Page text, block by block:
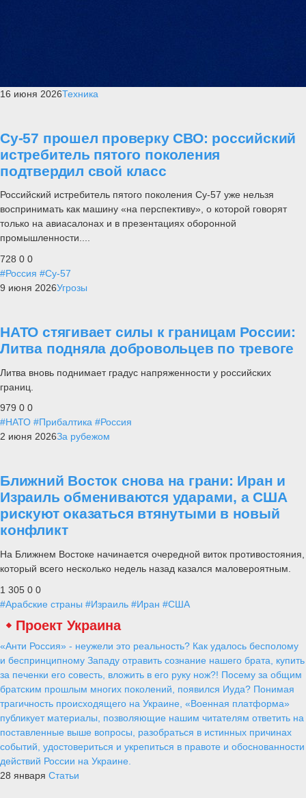
16 июня 2026Техника
Су-57 прошел проверку СВО: российский
истребитель пятого поколения
подтвердил свой класс
Российский истребитель пятого поколения Су-57 уже нельзя
воспринимать как машину «на перспективу», о которой говорят
только на авиасалонах и в презентациях оборонной
промышленности....
728 0 0
#Россия #Су-57
9 июня 2026Угрозы
НАТО стягивает силы к границам России:
Литва подняла добровольцев по тревоге
Литва вновь поднимает градус напряженности у российских
границ.
979 0 0
#НАТО #Прибалтика #Россия
2 июня 2026За рубежом
Ближний Восток снова на грани: Иран и
Израиль обмениваются ударами, а США
рискуют оказаться втянутыми в новый
конфликт
На Ближнем Востоке начинается очередной виток противостояния,
который всего несколько недель назад казался маловероятным.
1 305 0 0
#Арабские страны #Израиль #Иран #США
Проект Украина
«Анти Россия» - неужели это реальность? Как удалось бесполому
и беспринципному Западу отравить сознание нашего брата, купить
за печенки его совесть, вложить в его руку нож?! Посему за общим
братским прошлым многих поколений, появился Иуда? Понимая
трагичность происходящего на Украине, «Военная платформа»
публикует материалы, позволяющие нашим читателям ответить на
поставленные выше вопросы, разобраться в истинных причинах
событий, удостовериться и укрепиться в правоте и обоснованности
действий России на Украине.
28 января Статьи